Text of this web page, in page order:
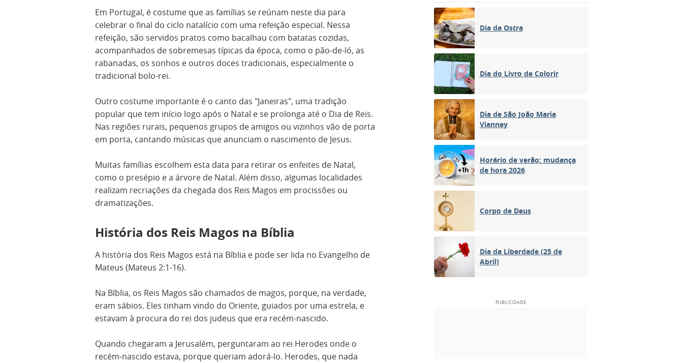
Em Portugal, é costume que as famílias se reúnam neste dia para
celebrar o final do ciclo natalício com uma refeição especial. Nessa
refeição, são servidos pratos como bacalhau com batatas cozidas,
acompanhados de sobremesas típicas da época, como o pão-de-ló, as
rabanadas, os sonhos e outros doces tradicionais, especialmente o
tradicional bolo-rei.
Outro costume importante é o canto das "Janeiras", uma tradição
popular que tem início logo após o Natal e se prolonga até o Dia de Reis.
Nas regiões rurais, pequenos grupos de amigos ou vizinhos vão de porta
em porta, cantando músicas que anunciam o nascimento de Jesus.
Muitas famílias escolhem esta data para retirar os enfeites de Natal,
como o presépio e a árvore de Natal. Além disso, algumas localidades
realizam recriações da chegada dos Reis Magos em procissões ou
dramatizações.
História dos Reis Magos na Bíblia
A história dos Reis Magos está na Bíblia e pode ser lida no Evangelho de
Mateus (Mateus 2:1-16).
Na Bíblia, os Reis Magos são chamados de magos, porque, na verdade,
eram sábios. Eles tinham vindo do Oriente, guiados por uma estrela, e
estavam à procura do rei dos judeus que era recém-nascido.
Quando chegaram a Jerusalém, perguntaram ao rei Herodes onde o
recém-nascido estava, porque queriam adorá-lo. Herodes, que nada
Dia da Ostra
Dia do Livro de Colorir
Dia de São João Maria
Vianney
Horário de verão: mudança
de hora 2026
Corpo de Deus
Dia da Liberdade (25 de
Abril)